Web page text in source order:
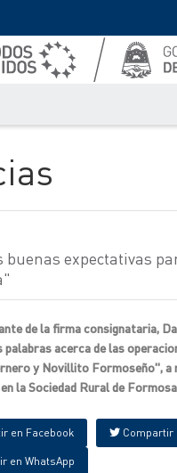
buenas expectativas
de la firma consignataria,
acerca de las
y Novillito Formoseño", a
la Sociedad Rural de
en Facebook Compartir
en WhatsApp